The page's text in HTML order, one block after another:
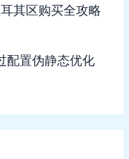
其区购买全攻略
配置伪静态优化